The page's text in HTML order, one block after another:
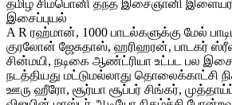
தமிழ் சிம்பொனி தந்த இசைஞானி
இசைப்புயல்
A R ரஹ்மான், 1000 பாடல்களுக்கு மேல்
குரலோன் ஜேசுதாஸ், ஹரிஹரன், பாடகர்
சின்மயி, நடிகை ஆண்ட்ரியா உட்பட பல
நடத்தியது மட்டுமல்லாது தொலைக்காட்சி
ஊரு ஹீரோ, சூர்யா சூப்பர் சிங்கர்,